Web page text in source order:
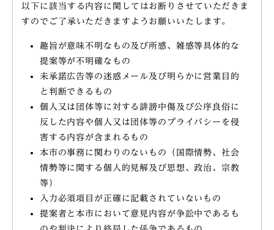
以下に該当する内容に関してはお断りさせていただきま
すのでご了承いただきますようお願いいたします。
趣旨が意味不明なもの及び所感、雑感等具体的な
提案等が不明確なもの
未承諾広告等の迷惑メール及び明らかに営業目的
と判断できるもの
個人又は団体等に対する誹謗中傷及び公序良俗に
反した内容や個人又は団体等のプライバシーを侵
害する内容が含まれるもの
本市の事務に関わりのないもの（国際情勢、社会
情勢等に関する個人的見解及び思想、政治、宗教
等）
入力必須項目が正確に記載されていないもの
提案者と本市において意見内容が争訟中であるも